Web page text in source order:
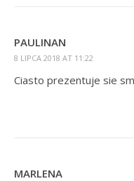
PAULINAN
8 LIPCA 2018 AT 11:22
Ciasto prezentuje sie
MARLENA